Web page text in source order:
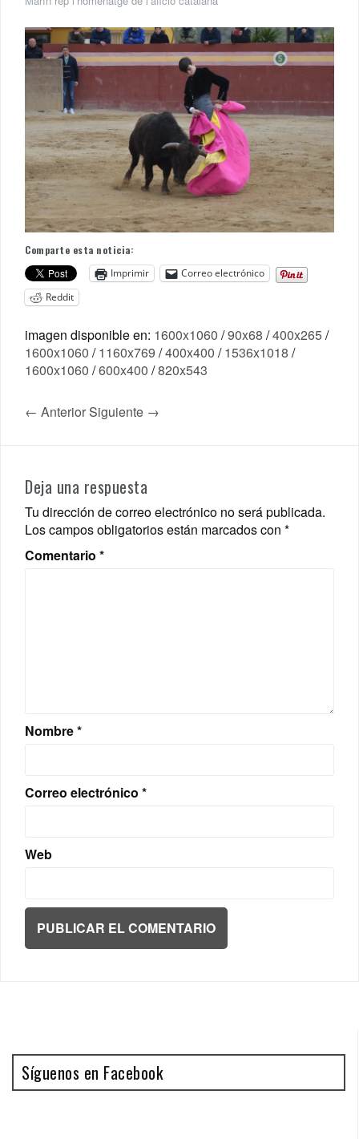
Comparte esta noticia:
Imprimir
Correo electrónico
Reddit
imagen disponible en: 1600x1060 /90x68 /400x265/
1600x1060 /1160x769 /400x400 /1536x1018 /
1600x1060 /600x400 /820x543
← Anterior Siguiente →
Deja una respuesta
Tu dirección de correo electrónico no será publicada.
Los campos obligatorios están marcados con *
Comentario *
Nombre*
Correo electrónico *
Web
Síguenos en Facebook